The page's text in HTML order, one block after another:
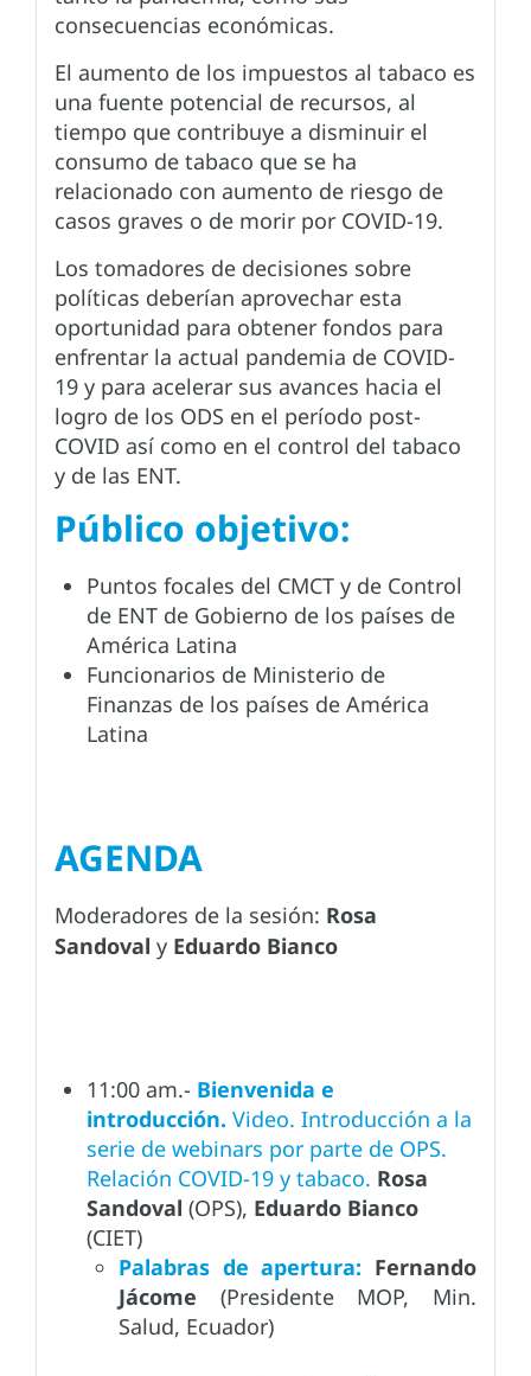
consecuencias económicas.
El aumento de los impuestos al tabaco es
una fuente potencial de recursos, al
tiempo que contribuye a disminuir el
consumo de tabaco que se ha
relacionado con aumento de riesgo de
casos graves o de morir por COVID-19.
Los tomadores de decisiones sobre
políticas deberían aprovechar esta
oportunidad para obtener fondos para
enfrentar la actual pandemia de COVID-
19 y para acelerar sus avances hacia el
logro de los ODS en el período post-
COVID así como en el control del tabaco
y de las ENT.
Público objetivo:
Puntos focales del CMCT y de Control
de ENT de Gobierno de los países de
América Latina
Funcionarios de Ministerio de
Finanzas de los países de América
Latina
AGENDA
Moderadores de la sesión: Rosa
Sandoval y Eduardo Bianco
11:00 am.- Bienvenida e
introducción. Video. Introducción a la
serie de webinars por parte de OPS.
Relación COVID-19 y tabaco. Rosa
Sandoval (OPS), Eduardo Bianco
(CIET)
Palabras de apertura: Fernando
Jácome (Presidente MOP, Min.
Salud, Ecuador)